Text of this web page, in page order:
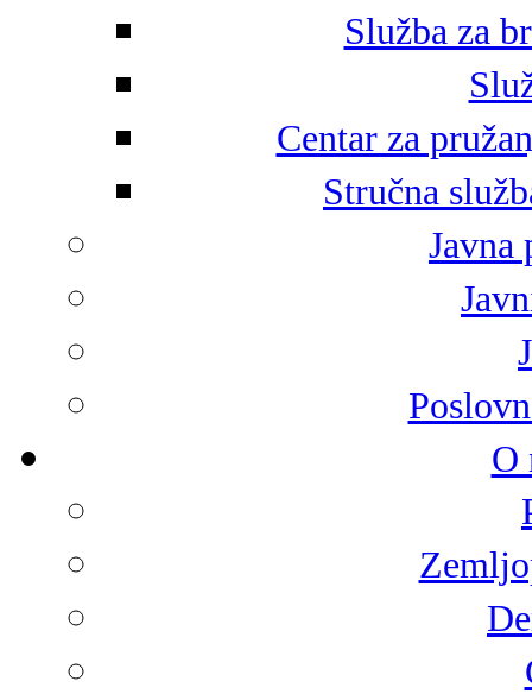
Služba za
Centar za
Stručna
Javna
O